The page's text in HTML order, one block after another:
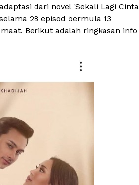
dari novel 'Sekali Lagi Cinta
28 episod bermula 13
Berikut adalah ringkasan info